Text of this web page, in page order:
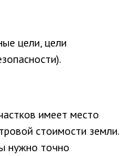
цели, цели
имеет место
стоимости земли.
нужно точно